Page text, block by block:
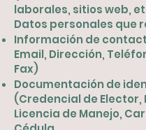
laborales, sitios web,
Datos personales que
Información de
Email, Dirección,
Fax)
Documentación de
(Credencial de Elector,
Licencia de Manejo,